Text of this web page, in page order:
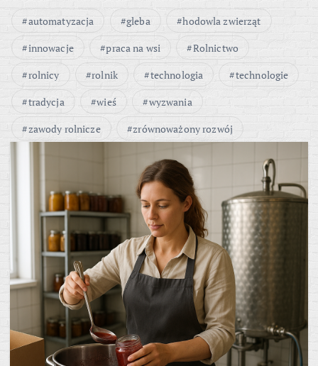
automatyzacja gleba
hodowla zwierząt
innowacje
praca na wsi
Rolnictwo
rolnicy
rolnik technologia
technologie
tradycja
wieś
wyzwania
zawody rolnicze
zrównoważony rozwój